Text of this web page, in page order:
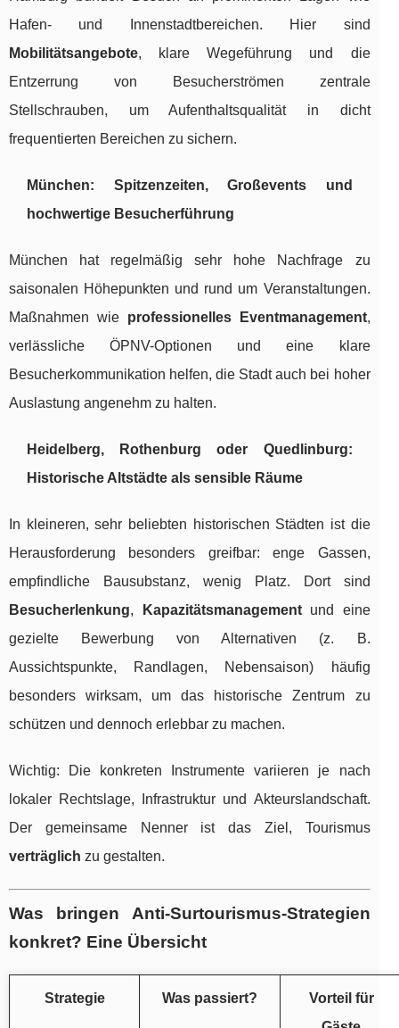
Hafen- und Innenstadtbereichen. Hier sind
Mobilitätsangebote, klare Wegeführung und die
Entzerrung von Besucherströmen zentrale
Stellschrauben, um Aufenthaltsqualität in dicht
frequentierten Bereichen zu sichern.
München: Spitzenzeiten, Großevents und
hochwertige Besucherführung
München hat regelmäßig sehr hohe Nachfrage zu
saisonalen Höhepunkten und rund um Veranstaltungen.
Maßnahmen wie professionelles Eventmanagement,
verlässliche ÖPNV-Optionen und eine klare
Besucherkommunikation helfen, die Stadt auch bei hoher
Auslastung angenehm zu halten.
Heidelberg, Rothenburg oder Quedlinburg:
Historische Altstädte als sensible Räume
In kleineren, sehr beliebten historischen Städten ist die
Herausforderung besonders greifbar: enge Gassen,
empfindliche Bausubstanz, wenig Platz. Dort sind
Besucherlenkung, Kapazitätsmanagementund eine
gezielte Bewerbung von Alternativen (z. B.
Aussichtspunkte, Randlagen, Nebensaison) häufig
besonders wirksam, um das historische Zentrum zu
schützen und dennoch erlebbar zu machen.
Wichtig: Die konkreten Instrumente variieren je nach
lokaler Rechtslage, Infrastruktur und Akteurslandschaft.
Der gemeinsame Nenner ist das Ziel, Tourismus
verträglich zu gestalten.
Was bringen Anti-Surtourismus-Strategien
konkret? Eine Übersicht
Strategie Was passiert?
Vorteil für